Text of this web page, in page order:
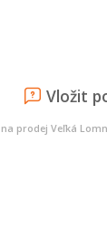
Vložit
na prodej Veľká